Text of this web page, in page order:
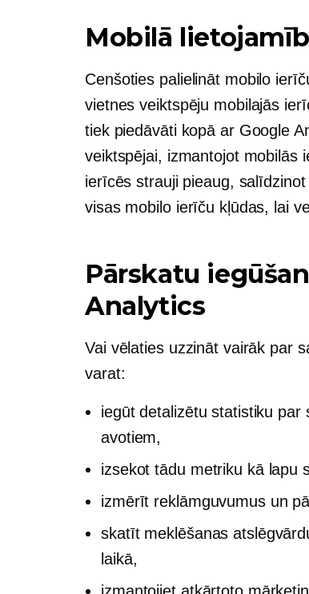
Mobilā
Cenšoties palielināt mobilo
vietnes veiktspēju mobilajās
tiek piedāvāti kopā ar Google
veiktspējai, izmantojot mobilās
ierīcēs strauji pieaug,
visas mobilo ierīču kļūdas, lai
Pārskatu
Analytics
Vai vēlaties uzzināt vairāk par
varat:
iegūt detalizētu statistiku
avotiem,
izsekot tādu metriku kā lapu
izmērīt reklāmguvumus un
skatīt meklēšanas
laikā,